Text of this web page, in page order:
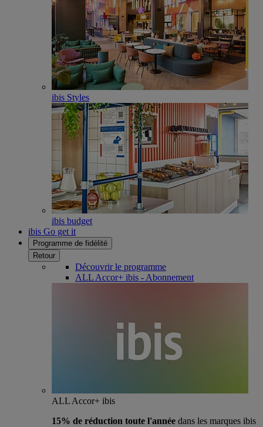
ibis Styles
ibis budget
ibis Go get it
Programme de fidélité
Retour
Découvrir le programme
ALL Accor+ ibis - Abonnement
ALL Accor+ ibis
15% de réduction toute l'année dans les marques ibis